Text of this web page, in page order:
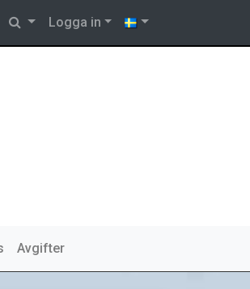
Logga in
Avgifter